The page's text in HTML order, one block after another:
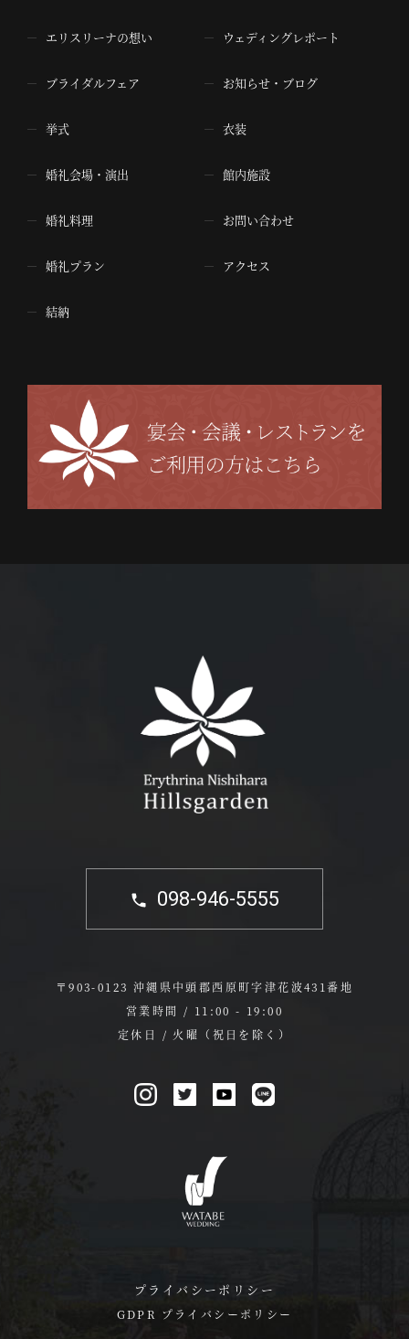
エリスリーナの想い
ブライダルフェア
挙式
婚礼会場・演出
婚礼料理
婚礼プラン
結納
ウェディングレポート
お知らせ・ブログ
衣装
館内施設
お問い合わせ
アクセス
098-946-5555
〒903-0123 沖縄県中頭郡西原町字津花波431番地
営業時間 / 11:00 - 19:00
定休日 / 火曜（祝日を除く）
プライバシーポリシー
GDPR プライバシーポリシー